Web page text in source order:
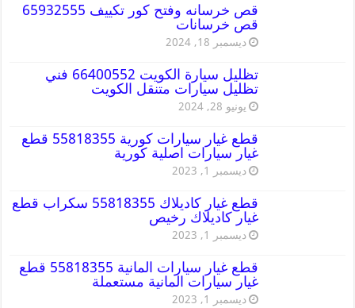
قص خرسانه وفتح كور تكييف 65932555
قص خرسانات
ديسمبر 18, 2024
تظليل سيارة الكويت 66400552 فني
تظليل سيارات متنقل الكويت
يونيو 28, 2024
قطع غيار سيارات كورية 55818355 قطع
غيار سيارات اصلية كورية
ديسمبر 1, 2023
قطع غيار كاديلاك 55818355 سكراب قطع
غيار كاديلاك رخيص
ديسمبر 1, 2023
قطع غيار سيارات المانية 55818355 قطع
غيار سيارات المانية مستعملة
ديسمبر 1, 2023